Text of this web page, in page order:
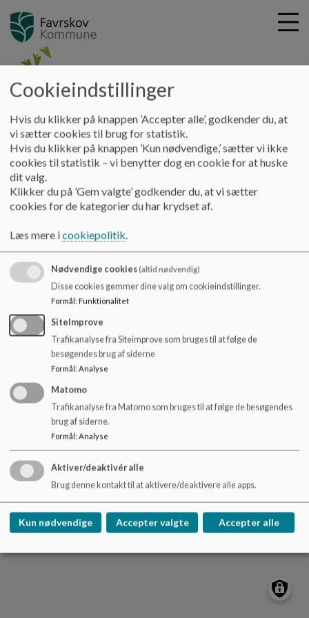
i
Rønbækskolen
Rønbækskolen
Ådalsvej 100, 8382 Hinnerup
roenbaekskolen@favrskov.dk
+45 89645600
EAN NR. 5798004477793
Tilgængelighedserklæring
Sitemap
Cookie politik
Cookieindstillinger
Hvis du klikker på knappen ’Accepter alle’, godkender du, at
vi sætter cookies til brug for statistik.
Hvis du klikker på knappen ’Kun nødvendige,’ sætter vi ikke
cookies til statistik – vi benytter dog en cookie for at huske
dit valg.
Klikker du på ’Gem valgte’ godkender du, at vi sætter
cookies for de kategorier du har krydset af.
Læs mere icookiepolitik.
Nødvendige cookies(altid nødvendig)
Disse cookies gemmer dine valg om cookieindstillinger.
Formål: Funktionalitet
SiteImprove
Trafikanalyse fra Siteimprove som bruges til at følge de
besøgendes brug af siderne
Formål: Analyse
Matomo
Trafikanalyse fra Matomo som bruges til at følge de besøgendes
brug af siderne.
Formål: Analyse
Aktiver/deaktivér alle
Brug denne kontakt til at aktivere/deaktivere alle apps.
Kun nødvendige Accepter valgte Accepter alle